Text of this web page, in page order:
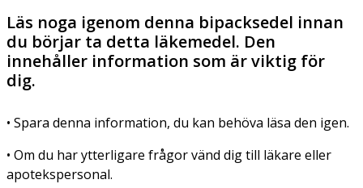
Läs noga igenom denna bipacksedel innan
du börjar ta detta läkemedel. Den
innehåller information som är viktig för
dig.
• Spara denna information, du kan behöva läsa den igen.
• Om du har ytterligare frågor vänd dig till läkare eller
apotekspersonal.